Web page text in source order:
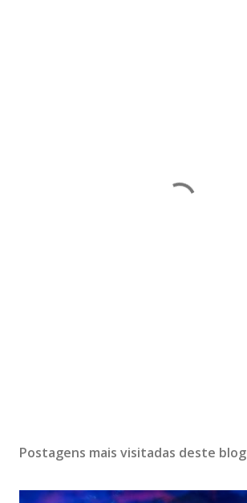
Postagens mais visitadas deste blog